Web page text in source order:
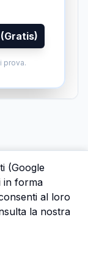
prova.
(Google
in forma
al loro
la nostra